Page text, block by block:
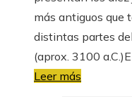
más antiguos que
distintas partes
(aprox. 3100
Leer más